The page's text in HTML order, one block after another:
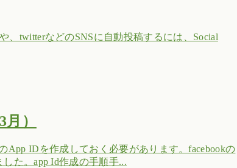
、twitterなどのSNSに自動投稿するには、Social
）
App IDを作成しておく必要があります。facebookの
た。app Id作成の手順手...